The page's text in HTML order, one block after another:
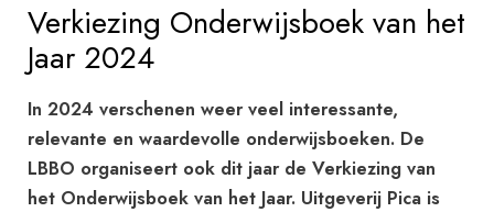
Verkiezing Onderwijsboek van het
Jaar 2024
In 2024 verschenen weer veel interessante,
relevante en waardevolle onderwijsboeken. De
LBBO organiseert ook dit jaar de Verkiezing van
het Onderwijsboek van het Jaar. Uitgeverij Pica is